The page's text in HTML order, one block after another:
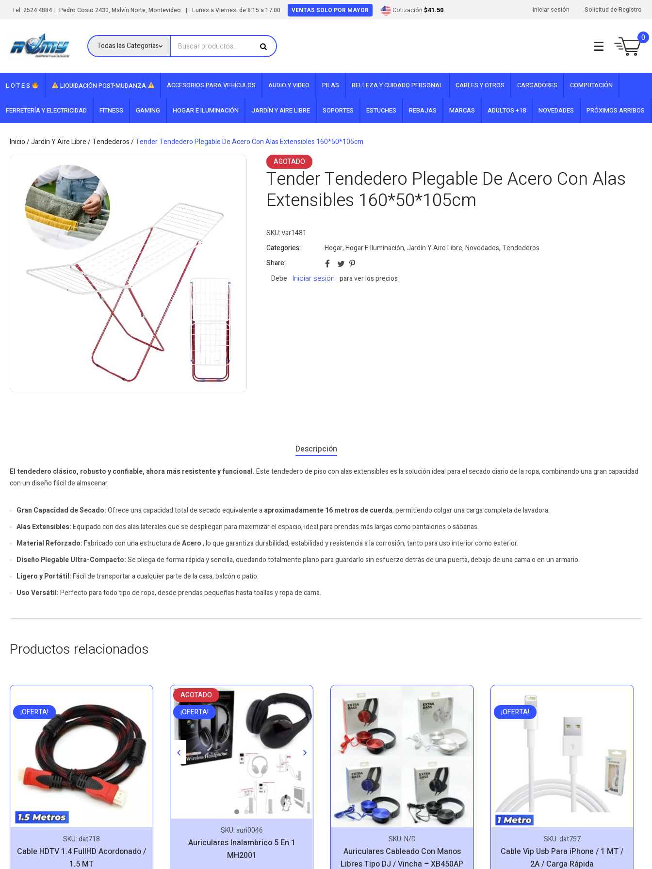
Iniciar sesión Solicitud de Registro
Tel: 2524 4884 | Pedro Cosio 2430, Malvín Norte, Montevideo | Lunes a Viernes: de 8:15 a 17:00 VENTAS SOLO POR MAYOR Cotización $41.50
0
L O T E S LIQUIDACIÓN POST-MUDANZA ACCESORIOS PARA VEHÍCULOS AUDIO Y VIDEO PILAS BELLEZA Y CUIDADO PERSONAL CABLES Y OTROS CARGADORES COMPUTACIÓN
FERRETERÍA Y ELECTRICIDAD FITNESS GAMING HOGAR E ILUMINACIÓN JARDÍN Y AIRE LIBRE SOPORTES ESTUCHES REBAJAS MARCAS ADULTOS +18 NOVEDADES PRÓXIMOS ARRIBOS
Inicio/Jardín Y Aire Libre/Tendederos/Tender Tendedero Plegable De Acero Con Alas Extensibles 160*50*105cm
AGOTADO
Tender Tendedero Plegable De Acero Con Alas
Extensibles 160*50*105cm
SKU:var1481
Categories:
Hogar,Hogar E Iluminación,Jardín Y Aire Libre,Novedades,Tendederos
Share:
Debe
Iniciar sesión para ver los precios
Descripción
El tendedero clásico, robusto y confiable, ahora más resistente y funcional.Este tendedero de piso con alas extensibles es la solución ideal para el secado diario de la ropa, combinando una gran capacidad
con un diseño fácil de almacenar.
Gran Capacidad de Secado:Ofrece una capacidad total de secado equivalente aaproximadamente16metros de cuerda, permitiendo colgar una carga completa de lavadora.
Alas Extensibles:Equipado con dos alas laterales que se despliegan para maximizar el espacio, ideal para prendas más largas como pantalones o sábanas.
Material Reforzado:Fabricado con una estructura deAcero, lo que garantiza durabilidad, estabilidad y resistencia a la corrosión, tanto para uso interior como exterior.
Diseño Plegable Ultra-Compacto:Se pliega de forma rápida y sencilla, quedando totalmente plano para guardarlo sin esfuerzo detrás de una puerta, debajo de una cama o en un armario.
Ligero y Portátil:Fácil de transportar a cualquier parte de la casa, balcón o patio.
Uso Versátil:Perfecto para todo tipo de ropa, desde prendas pequeñas hasta toallas y ropa de cama.
Productos relacionados
¡OFERTA!
SKU:dat718
Cable HDTV 1.4 FullHD Acordonado /
1.5 MT
AGOTADO
¡OFERTA!
SKU:auri0046
Auriculares Inalambrico 5 En 1
MH2001
SKU:N/D
Auriculares Cableado Con Manos
Libres Tipo DJ / Vincha – XB450AP
¡OFERTA!
SKU:dat757
Cable Vip Usb Para iPhone / 1 MT /
2A / Carga Rápida